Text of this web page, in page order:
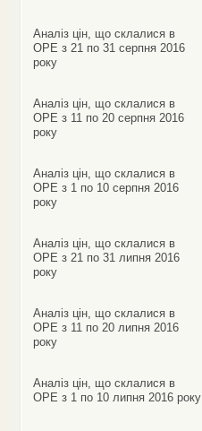
Аналіз цін, що склалися в
ОРЕ з 21 по 31 серпня 2016
року
Аналіз цін, що склалися в
ОРЕ з 11 по 20 серпня 2016
року
Аналіз цін, що склалися в
ОРЕ з 1 по 10 серпня 2016
року
Аналіз цін, що склалися в
ОРЕ з 21 по 31 липня 2016
року
Аналіз цін, що склалися в
ОРЕ з 11 по 20 липня 2016
року
Аналіз цін, що склалися в
ОРЕ з 1 по 10 липня 2016 року